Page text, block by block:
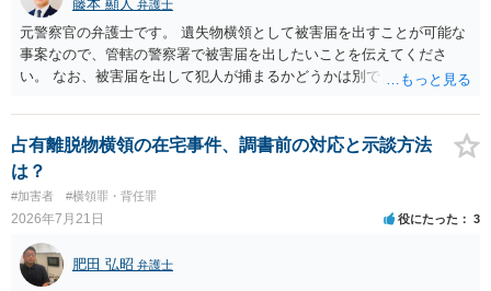
藤本 顯人 弁護士
元警察官の弁護士です。 遺失物横領として被害届を出すことが可能な
事案なので、管轄の警察署で被害届を出したいことを伝えてくださ
い。 なお、被害届を出して犯人が捕まるかどうかは別で、置き忘れた
思います。 いずれにせよ一度対応を求めてみた方が納得できるのでは
ないでしょうか。
占有離脱物横領の在宅事件、調書前の対応と示談方法
は？
#加害者 #横領罪・背任罪
2026年7月21日 役にたった 3
肥田 弘昭 弁護士